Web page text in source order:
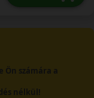
Ön számára a
nélkül!